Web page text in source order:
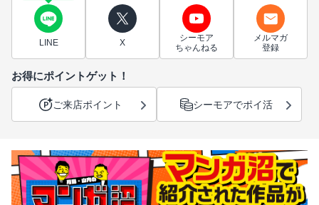
LINE X
シーモア
ちゃんねる
メルマガ
登録
お得にポイントゲット！
ご来店ポイント シーモアでポイ活